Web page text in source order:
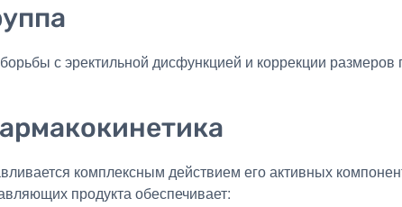
с эректильной дисфункцией и коррекции
комплексным действием его активных
продукта обеспечивает: